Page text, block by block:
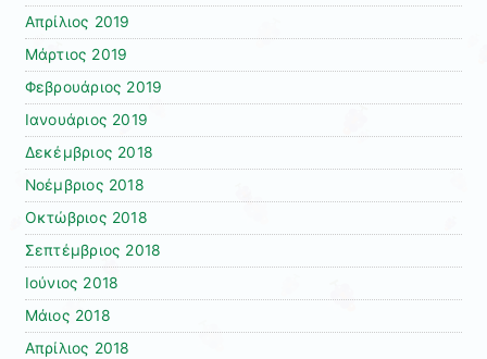
Απρίλιος 2019
Μάρτιος 2019
Φεβρουάριος 2019
Ιανουάριος 2019
Δεκέμβριος 2018
Νοέμβριος 2018
Οκτώβριος 2018
Σεπτέμβριος 2018
Ιούνιος 2018
Μάιος 2018
Απρίλιος 2018